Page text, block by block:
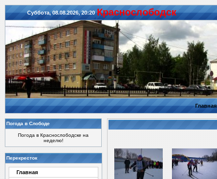
Суббота, 08.08.2026, 20:20 Красноcлободск
Главная
Погода в Слободе
Погода в Краснослободске на
неделю!
Перекресток
Главная